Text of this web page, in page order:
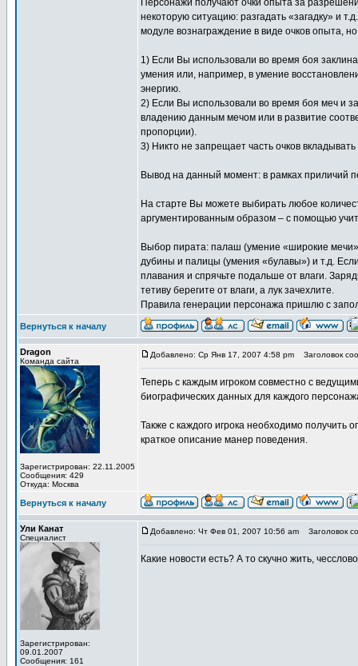
Персонажи получают очки опыта за
некоторую ситуацию: разгадать «загадку» и
модуле вознаграждение в виде очков опыта,
1) Если Вы использовали во время боя
умения или, например, в умение
энергию.
2) Если Вы использовали во время боя меч и
владению данным мечом или в развитие
пропорции).
3) Никто не запрещает часть очков
Вывод на данный момент: в рамках приличий
На старте Вы можете выбирать любое
аргументированным образом – с помощью
Выбор пирата: палаш (умение «широкие
дубины и палицы (умения «булавы») и т.д.
плавания и спрячьте подальше от влаги.
тетиву берегите от влаги, а лук зачехлите.
Правила генерации персонажа пришлю с
Вернуться к началу
Dragon
Команда сайта
Зарегистрирован: 22.11.2005
Сообщения: 429
Откуда: Москва
Добавлено: Ср Янв 17, 2007 4:58 pm Заголовок
Теперь с каждым игроком совместно с
биографических данных для каждого
Также с каждого игрока необходимо
краткое описание манер поведения.
Вернуться к началу
Ули Канат
Специалист
Зарегистрирован:
09.01.2007
Сообщения: 161
Добавлено: Чт Фев 01, 2007 10:56 am Заголовок
Какие новости есть? А то скучно жить,